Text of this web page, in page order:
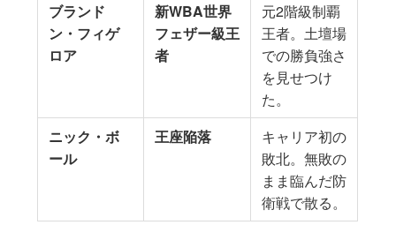
ブランド
ン・フィゲ
ロア
新WBA世界
フェザー級王
者
元2階級制覇
王者。土壇場
での勝負強さ
を見せつけ
た。
ニック・ボ
ール
王座陥落
キャリア初の
敗北。無敗の
まま臨んだ防
衛戦で散る。